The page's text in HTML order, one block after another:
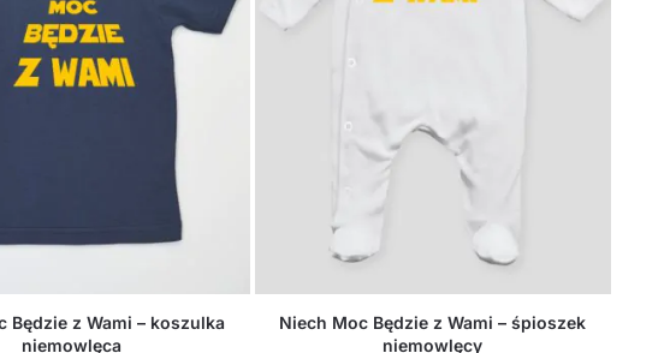
Będzie z Wami – koszulka
niemowlęca
Niech Moc Będzie z Wami – śpioszek
niemowlęcy